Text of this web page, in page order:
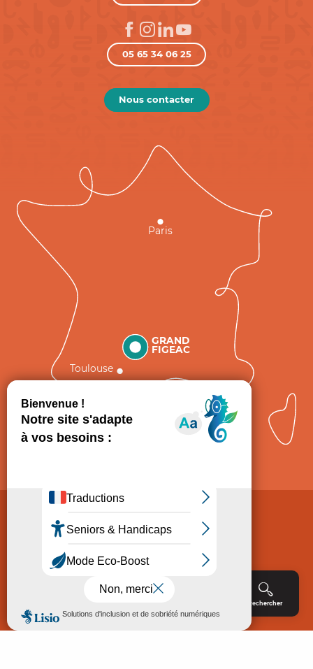
Rechercher
05 65 34 06 25
Nous contacter
GRAND
FIGEAC
Toulouse
Paris
Politique de Protection des données
Consentement
Accessibilité : non conforme